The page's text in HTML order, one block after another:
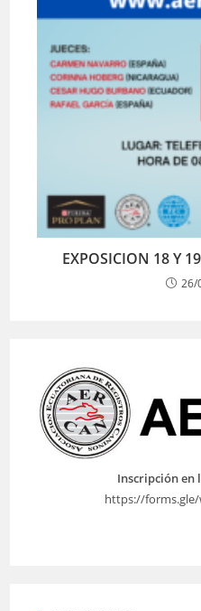
EXPOSICION 18 Y
26/
Inscripción en
https://